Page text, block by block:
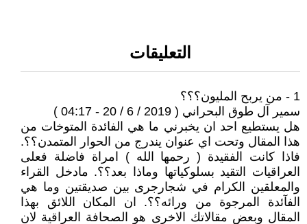
التعليقات
1 - من يربح المليون؟؟؟
سمير آل طوق البحراني ( 2019 / 6 / 20 - 04:17 )
هل يستطيع احد ان يخبرني ما هي الفائدة المتوخات من
هذا المقال وتحت اي عنوان يندرج من الحوار المتمدن؟؟.
فاذا كانت الفقيدة ( رحمها الله ) امراة فاضلة فعلى
العراقيات التقيد بسلوكياتها وماذا بعد؟؟. مادخل القراء
والمعلقين الكرام في شجارجرى بين صديقتين وما هي
الفآئدة المرجوة من ورائه؟؟. ان المكان اللائق بهذا
المقال وبعض مقالاتك الاخرى هو الصحافة العراقية لان